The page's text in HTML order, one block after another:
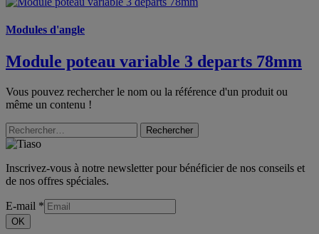
Modules d'angle
Module poteau variable 3 departs 78mm
Vous pouvez rechercher le nom ou la référence d'un produit ou
même un contenu !
Rechercher
Inscrivez-vous à notre newsletter pour bénéficier de nos conseils et
de nos offres spéciales.
E-mail *
OK